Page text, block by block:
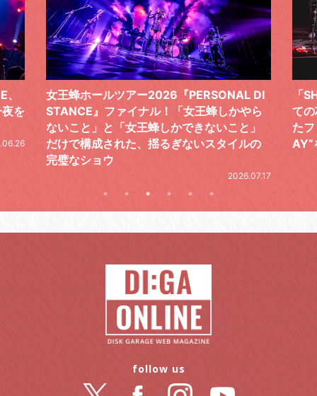
ら
の
「SHISHAMOでした!!!」ロックバンドとし
ての芯を貫き通し、笑顔と感謝で泳ぎ切っ
たファイナルライブ、DAY2“GOODBYE D
AY”をレポート
気
レ
follow us